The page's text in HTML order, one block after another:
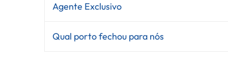
Agente Exclusivo
Qual porto fechou para nós